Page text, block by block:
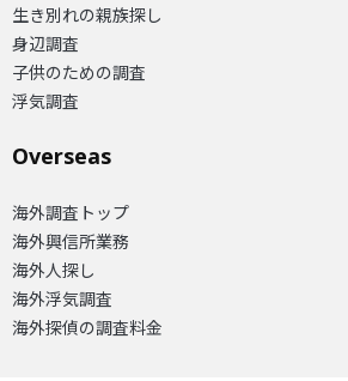
生き別れの親族探し
身辺調査
子供のための調査
浮気調査
Overseas​
海外調査トップ
海外興信所業務
海外人探し
海外浮気調査
海外探偵の調査料金